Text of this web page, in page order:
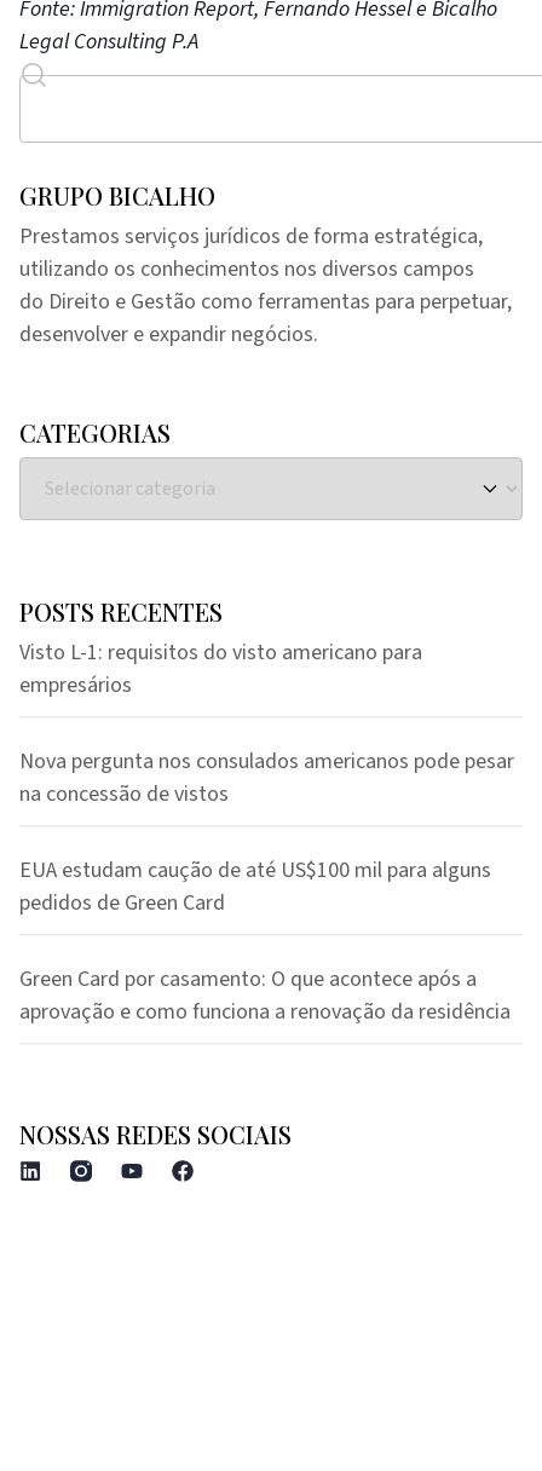
Fonte: Immigration Report, Fernando Hessel e Bicalho
Legal Consulting P.A
GRUPO BICALHO
Prestamos serviços jurídicos de forma estratégica,
utilizando os conhecimentos nos diversos campos
do Direito e Gestão como ferramentas para perpetuar,
desenvolver e expandir negócios.
CATEGORIAS
POSTS RECENTES
Visto L-1: requisitos do visto americano para
empresários
Nova pergunta nos consulados americanos pode pesar
na concessão de vistos
EUA estudam caução de até US$100 mil para alguns
pedidos de Green Card
Green Card por casamento: O que acontece após a
aprovação e como funciona a renovação da residência
NOSSAS REDES SOCIAIS